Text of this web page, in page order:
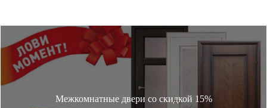
Межкомнатные двери со скидкой 15%